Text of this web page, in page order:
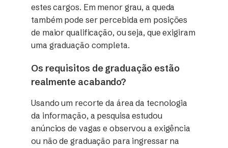
estes cargos. Em menor grau, a queda
também pode ser percebida em posições
de maior qualificação, ou seja, que exigiram
uma graduação completa.
Os requisitos de graduação estão
realmente acabando?
Usando um recorte da área da tecnologia
da informação, a pesquisa estudou
anúncios de vagas e observou a exigência
ou não de graduação para ingressar na